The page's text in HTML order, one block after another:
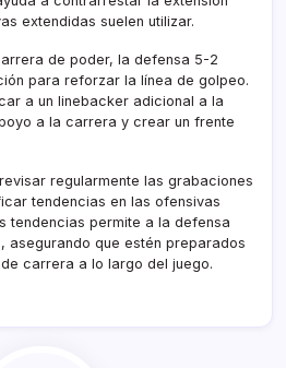
extendidas suelen utilizar.
de poder, la defensa 5-2
para reforzar la línea de golpeo.
a un linebacker adicional a la
a la carrera y crear un frente
regularmente las grabaciones
tendencias en las ofensivas
tendencias permite a la defensa
asegurando que estén preparados
carrera a lo largo del juego.